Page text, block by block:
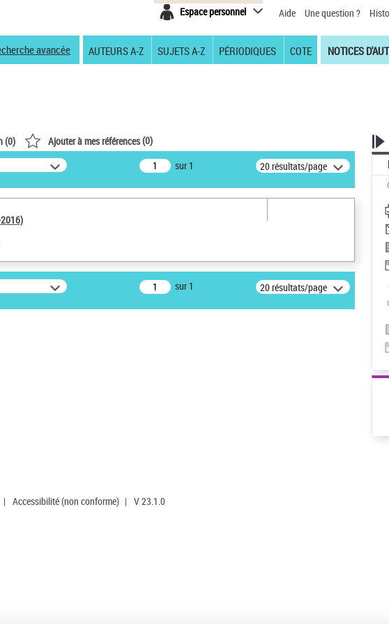
Espace personnel Aide Une question ?
avancée AUTEURS A-Z SUJETS A-Z PÉRIODIQUES COTE NOTICES
(0) Ajouter à mes références(0)
sur 1 20 résultats/page
sur 1 20 résultats/page
| Accessibilité (non conforme) | V 23.1.0